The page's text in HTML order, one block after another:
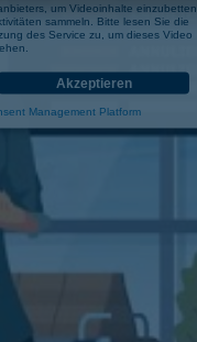
um Videoinhalte einzubetten.
sammeln. Bitte lesen Sie die
des Service zu, um dieses Video
Akzeptieren
Management Platform